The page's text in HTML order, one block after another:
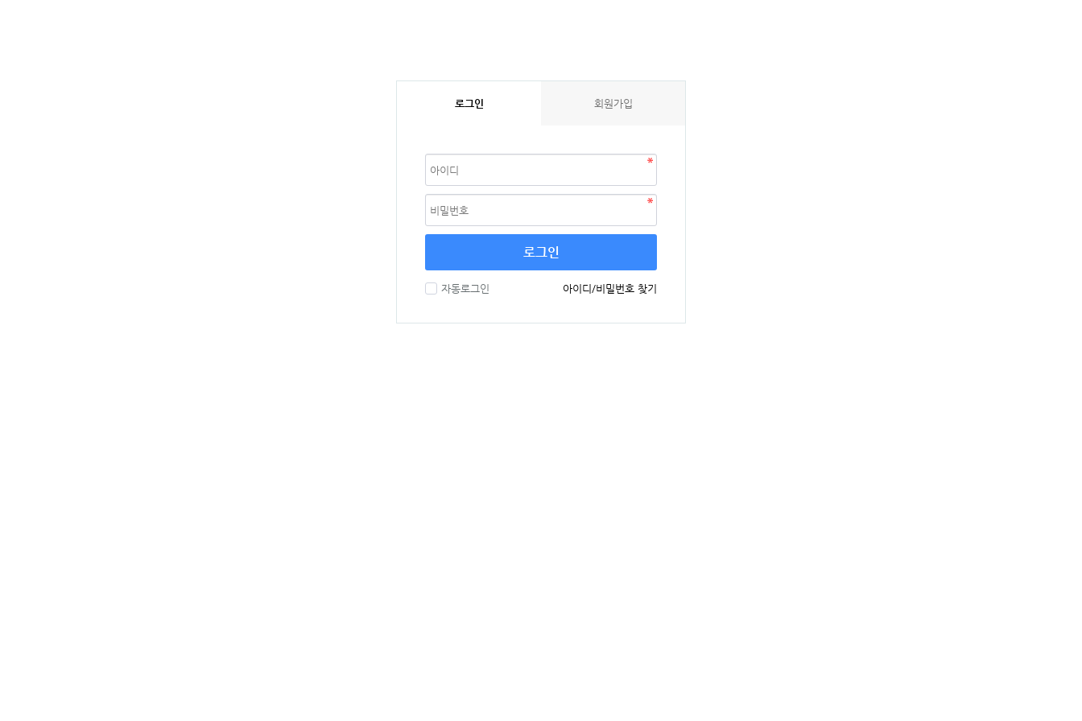
로그인 회원가입
로그인
자동로그인 아이디/비밀번호 찾기